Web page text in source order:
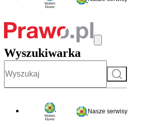
Wyszukiwarka
Szukaj
Nasze serwisy